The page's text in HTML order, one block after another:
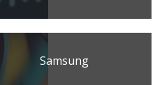
Samsung